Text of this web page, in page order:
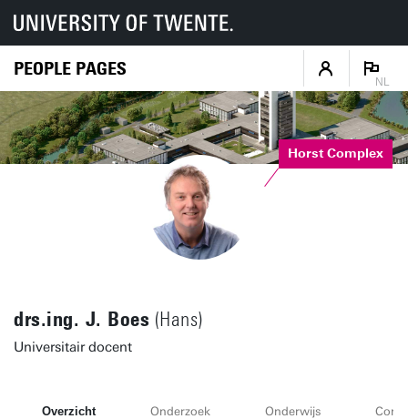
PEOPLE PAGES
NL
Horst Complex
drs.ing. J. Boes (Hans)
Universitair docent
Overzicht Onderzoek Onderwijs